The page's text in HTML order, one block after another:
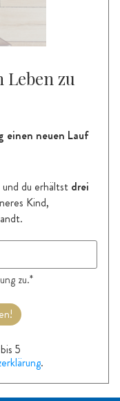
Leben zu
einen neuen Lauf
du erhältst drei
Kind,
zu.*
5
.